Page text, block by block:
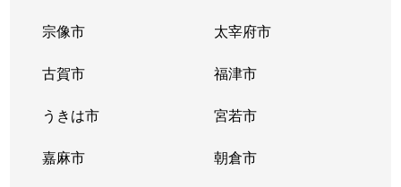
宗像市 太宰府市
古賀市 福津市
うきは市 宮若市
嘉麻市 朝倉市